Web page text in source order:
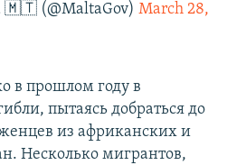
🇲🇹 (@MaltaGov) March 28,
в прошлом году в
пытаясь добраться до
из африканских и
Несколько мигрантов,